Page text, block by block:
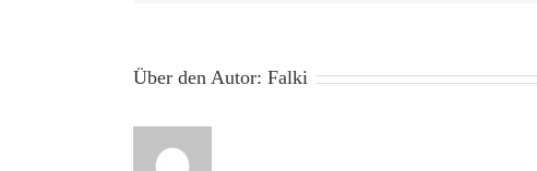
Über den Autor: Falki